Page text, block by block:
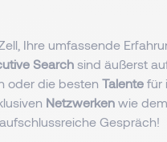
Ihre umfassende
Search sind äußerst
oder die besten Talente für
Netzwerken wie dem
Gespräch!